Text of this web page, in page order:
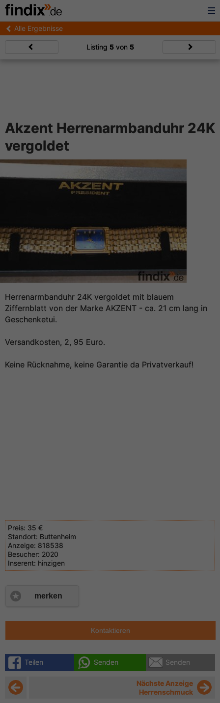
Alle Ergebnisse
Listing 5von 5
Akzent Herrenarmbanduhr 24K
vergoldet
Herrenarmbanduhr 24K vergoldet mit blauem
Ziffernblatt von der Marke AKZENT - ca. 21 cm lang in
Geschenketui.
Versandkosten, 2, 95 Euro.
Keine Rücknahme, keine Garantie da Privatverkauf!
Preis: 35 €
Standort: Buttenheim
Anzeige: 818538
Besucher: 2020
Inserent: hinzigen
merken
Kontaktieren
Teilen Senden Senden
Nächste Anzeige
Herrenschmuck